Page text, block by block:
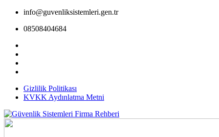
info@guvenliksistemleri.gen.tr
08508404684
Gizlilik Politikası
KVKK Aydınlatma Metni